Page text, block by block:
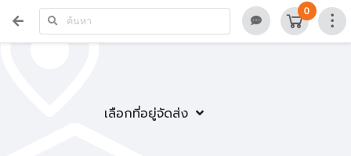
เลือกที่อยู่จัดส่ง
0